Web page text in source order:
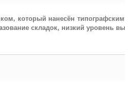
который нанесён
складок, низкий уровень